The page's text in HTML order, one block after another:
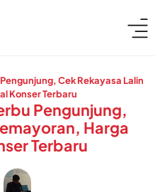
Cek Rekayasa Lalin
Konser Terbaru
Pengunjung,
Harga
Terbaru